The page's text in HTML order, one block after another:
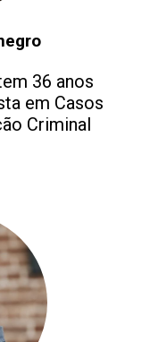
36 anos
em Casos
Criminal